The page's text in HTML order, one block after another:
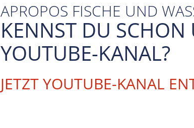
APROPOS FISCHE UND
KENNST DU SCHON
YOUTUBE-KANAL?
JETZT YOUTUBE-KANAL